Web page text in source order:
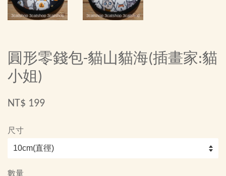
圓形零錢包-貓山貓海(插畫家:貓
小姐)
NT$ 199
尺寸
數量